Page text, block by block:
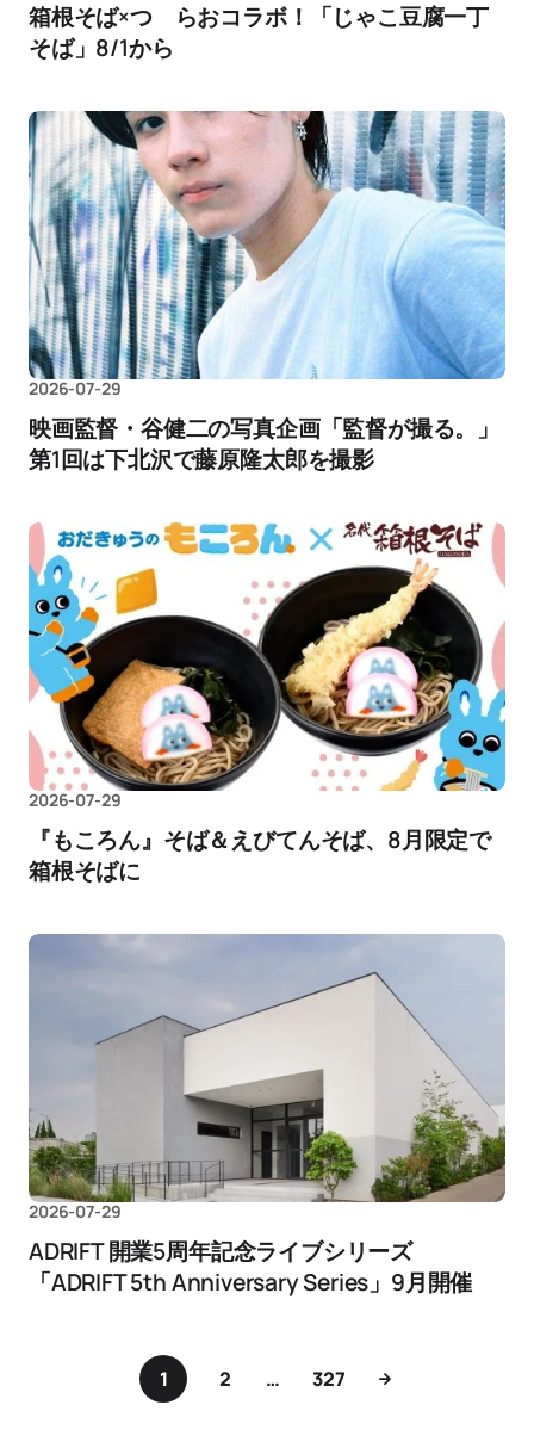
箱根そば×つゞらおコラボ！「じゃこ豆腐一丁
そば」8/1から
2026-07-29
映画監督・谷健二の写真企画「監督が撮る。」
第1回は下北沢で藤原隆太郎を撮影
2026-07-29
『もころん』そば＆えびてんそば、8月限定で
箱根そばに
2026-07-29
ADRIFT 開業5周年記念ライブシリーズ
「ADRIFT 5th Anniversary Series」9月開催
1 2 … 327